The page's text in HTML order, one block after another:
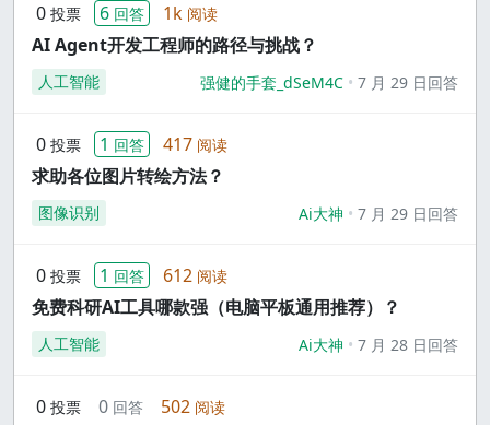
0 投票 6 回答 1k 阅读
AI Agent开发工程师的路径与挑战？
人工智能 强健的手套_dSeM4C 7 月 29 日回答
0 投票 1 回答 417 阅读
求助各位图片转绘方法？
图像识别 Ai大神 7 月 29 日回答
0 投票 1 回答 612 阅读
免费科研AI工具哪款强（电脑平板通用推荐）？
人工智能 Ai大神 7 月 28 日回答
0 投票 0 回答 502 阅读